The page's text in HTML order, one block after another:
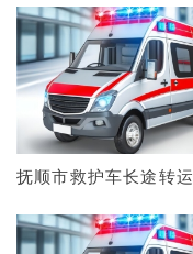
抚顺市救护车长途转运